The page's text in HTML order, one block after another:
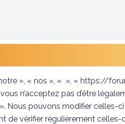
», « nos », « », « https://
n’acceptez pas d’être
Nous pouvons modifier
de vérifier régulièrement